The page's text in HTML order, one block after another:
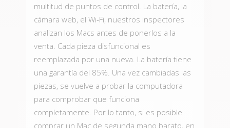
multitud de puntos de control. La batería, la
cámara web, el Wi-Fi, nuestros inspectores
analizan los Macs antes de ponerlos a la
venta. Cada pieza disfuncional es
reemplazada por una nueva. La batería tiene
una garantía del 85%. Una vez cambiadas las
piezas, se vuelve a probar la computadora
para comprobar que funciona
completamente. Por lo tanto, si es posible
comprar un Mac de segunda mano barato, en